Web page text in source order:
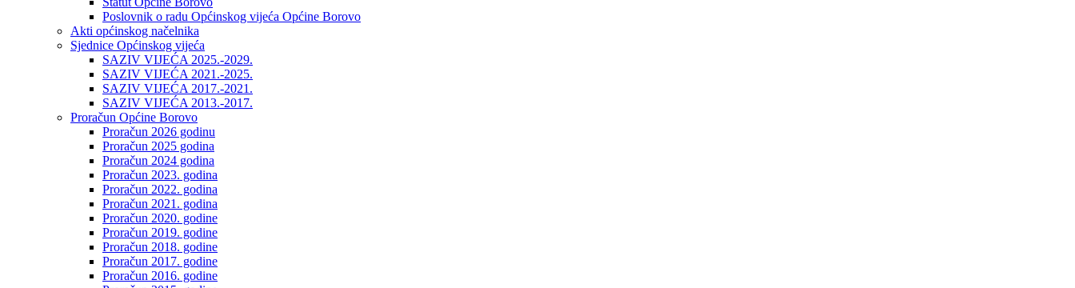
Poslovnik o radu Općinskog vijeća Općine Borovo
Akti općinskog načelnika
Sjednice Općinskog vijeća
SAZIV VIJEĆA 2025.-2029.
SAZIV VIJEĆA 2021.-2025.
SAZIV VIJEĆA 2017.-2021.
SAZIV VIJEĆA 2013.-2017.
Proračun Općine Borovo
Proračun 2026 godinu
Proračun 2025 godina
Proračun 2024 godina
Proračun 2023. godina
Proračun 2022. godina
Proračun 2021. godina
Proračun 2020. godine
Proračun 2019. godine
Proračun 2018. godine
Proračun 2017. godine
Proračun 2016. godine